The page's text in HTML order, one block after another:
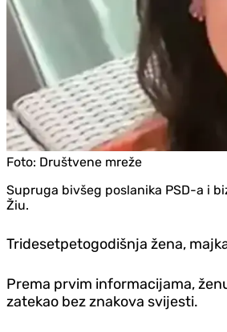
Foto: Društvene mreže
Supruga bivšeg poslanika PSD-a i
Žiu.
Tridesetpetogodišnja žena,
Prema prvim informacijama,
zatekao bez znakova svijesti.